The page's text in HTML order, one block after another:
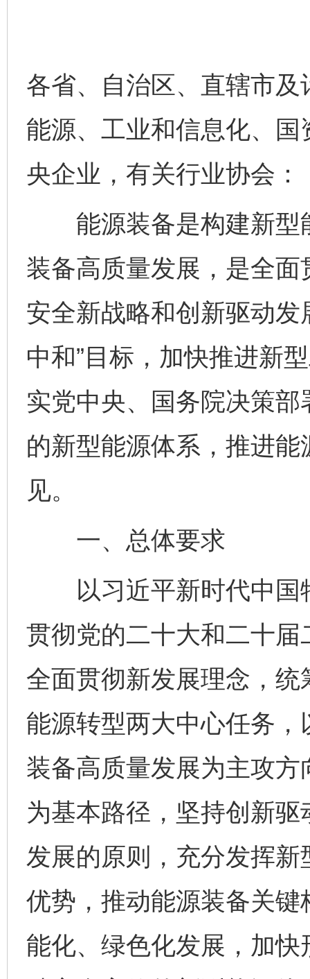
各省、自治区、直辖市
能源、工业和信息化、
央企业，有关行业协会：
能源装备是构建新型
装备高质量发展，是全面
安全新战略和创新驱动发
中和”目标，加快推进新
实党中央、国务院决策
的新型能源体系，推进
见。
一、总体要求
以习近平新时代中国
贯彻党的二十大和二十
全面贯彻新发展理念，
能源转型两大中心任务
装备高质量发展为主攻
为基本路径，坚持创新
发展的原则，充分发挥
优势，推动能源装备关
能化、绿色化发展，加